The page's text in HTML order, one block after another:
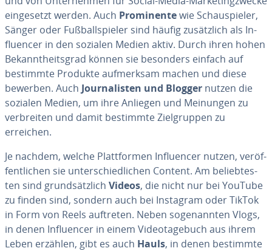
ein­ge­setzt werden. Auch Pro­mi­nen­tewie Schau­spie­ler,
Sänger oder Fuß­ball­spie­ler sind häufig zu­sätz­lich als In­
fluen­cer in den sozialen Medien aktiv. Durch ihren hohen
Be­kannt­heits­grad können sie besonders einfach auf
bestimmte Produkte auf­merk­sam machen und diese
bewerben. Auch Jour­na­lis­ten und Blogger nutzen die
sozialen Medien, um ihre Anliegen und Meinungen zu
ver­brei­ten und damit bestimmte Ziel­grup­pen zu
erreichen.
Je nachdem, welche Platt­for­men In­fluen­cer nutzen, ver­öf­
fent­li­chen sie un­ter­schied­li­chen Content. Am be­lieb­tes­
ten sind grund­sätz­lich Videos, die nicht nur bei YouTube
zu finden sind, sondern auch bei Instagram oder TikTok
in Form von Reels auftreten. Neben so­ge­nann­ten Vlogs,
in denen In­fluen­cer in einem Vi­deo­ta­ge­buch aus ihrem
Leben erzählen, gibt es auch Hauls, in denen bestimmte